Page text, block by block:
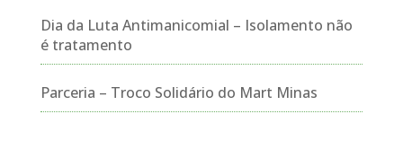
Dia da Luta Antimanicomial – Isolamento não
é tratamento
Parceria – Troco Solidário do Mart Minas